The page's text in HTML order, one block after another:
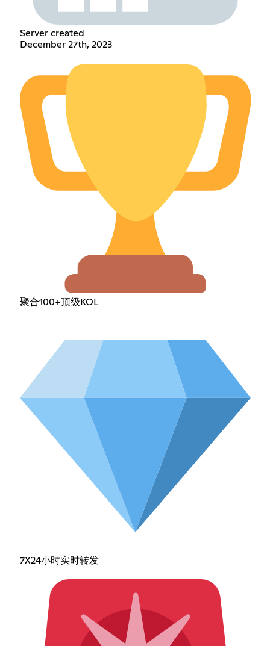
Server created
December 27th, 2023
聚合100+顶级KOL
7X24小时实时转发